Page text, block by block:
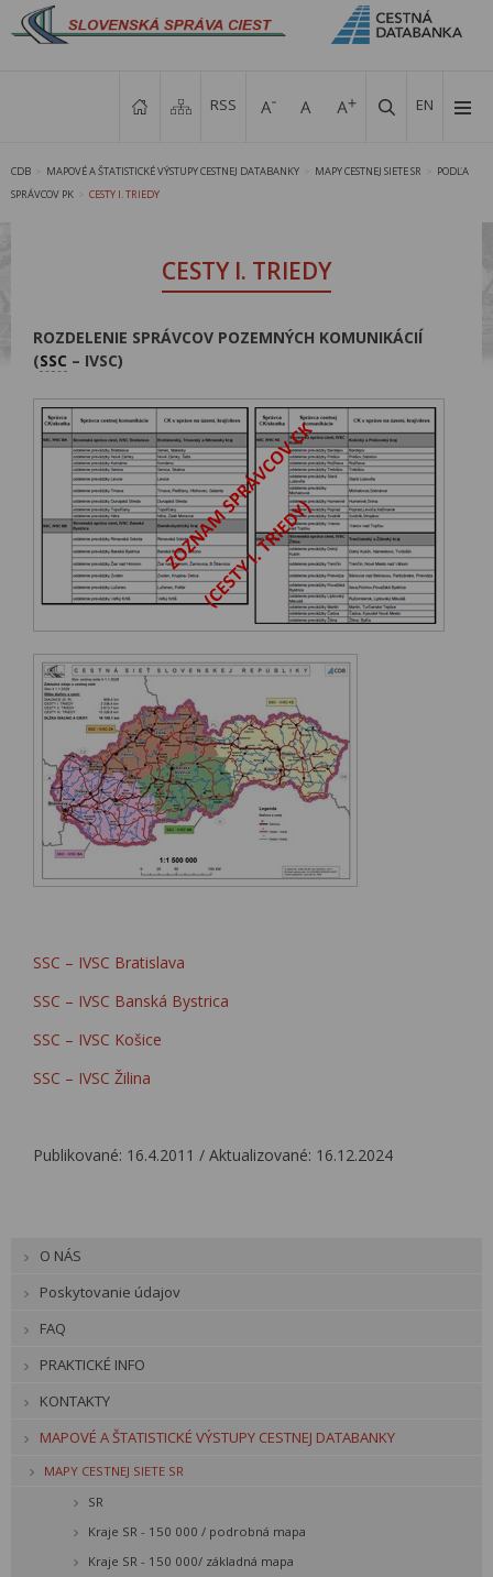
EN
RSS
CDB MAPOVÉ A ŠTATISTICKÉ VÝSTUPY CESTNEJ DATABANKY MAPY CESTNEJ SIETE SR
PODĽA
SPRÁVCOV PK
CESTY I. TRIEDY
CESTY I. TRIEDY
ROZDELENIE SPRÁVCOV POZEMNÝCH KOMUNIKÁCIÍ
(SSC – IVSC)
SSC – IVSC Bratislava
SSC – IVSC Banská Bystrica
SSC – IVSC Košice
SSC – IVSC Žilina
Publikované: 16.4.2011 / Aktualizované: 16.12.2024
O NÁS
Poskytovanie údajov
FAQ
PRAKTICKÉ INFO
KONTAKTY
MAPOVÉ A ŠTATISTICKÉ VÝSTUPY CESTNEJ DATABANKY
MAPY CESTNEJ SIETE SR
SR
Kraje SR - 150 000 / podrobná mapa
Kraje SR - 150 000/ základná mapa